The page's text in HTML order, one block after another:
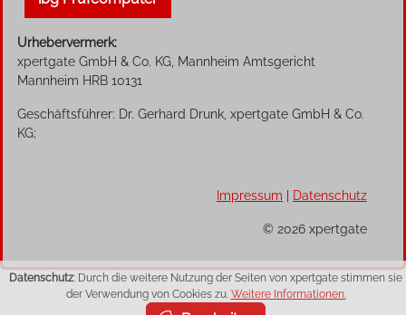
Urhebervermerk:
xpertgate GmbH & Co. KG, Mannheim Amtsgericht
Mannheim HRB 10131
Geschäftsführer: Dr. Gerhard Drunk, xpertgate GmbH & Co.
KG;
Impressum | Datenschutz
© 2026 xpertgate
Datenschutz: Durch die weitere Nutzung der Seiten von xpertgate stimmen sie
der Verwendung von Cookies zu. Weitere Informationen.